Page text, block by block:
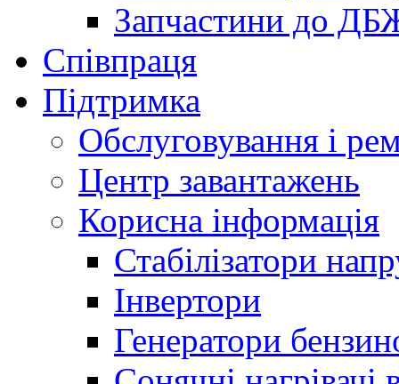
Запчастини до
Співпраця
Підтримка
Обслуговування і
Центр завантажень
Корисна інформація
Стабілізатори
Інвертори
Генератори